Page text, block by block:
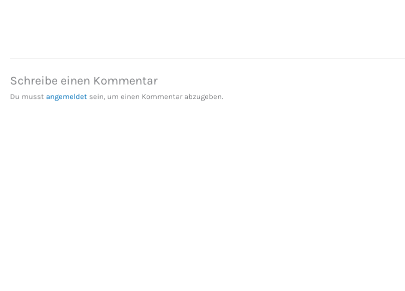
Schreibe einen Kommentar
Du musst angemeldet sein, um einen Kommentar abzugeben.